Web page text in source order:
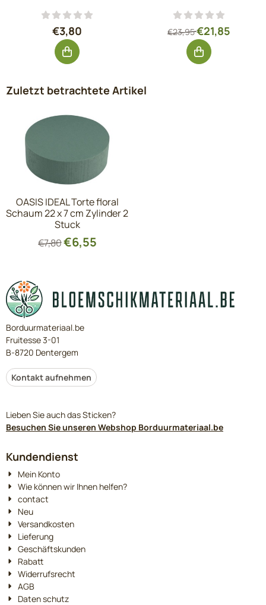
Preis: 3,80, ohne MwSt.: 3,14
€3,80 Von 23,95 für
€23,95€21,85
Zuletzt betrachtete Artikel
OASIS IDEAL Torte floral
Schaum 22 x 7 cm Zylinder 2
Stuck
€7,80€6,55
Borduurmateriaal.be
Fruitesse 3-01
B-8720 Dentergem
Kontakt aufnehmen
Lieben Sie auch das Sticken?
Besuchen Sie unseren Webshop Borduurmateriaal.be
Kundendienst
Mein Konto
Wie können wir Ihnen helfen?
contact
Neu
Versandkosten
Lieferung
Geschäftskunden
Rabatt
Widerrufsrecht
AGB
Daten schutz